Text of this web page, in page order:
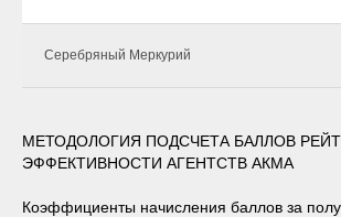
Серебряный Меркурий
МЕТОДОЛОГИЯ ПОДСЧЕТА БАЛЛОВ
ЭФФЕКТИВНОСТИ АГЕНТСТВ АКМА
Коэффициенты начисления баллов за